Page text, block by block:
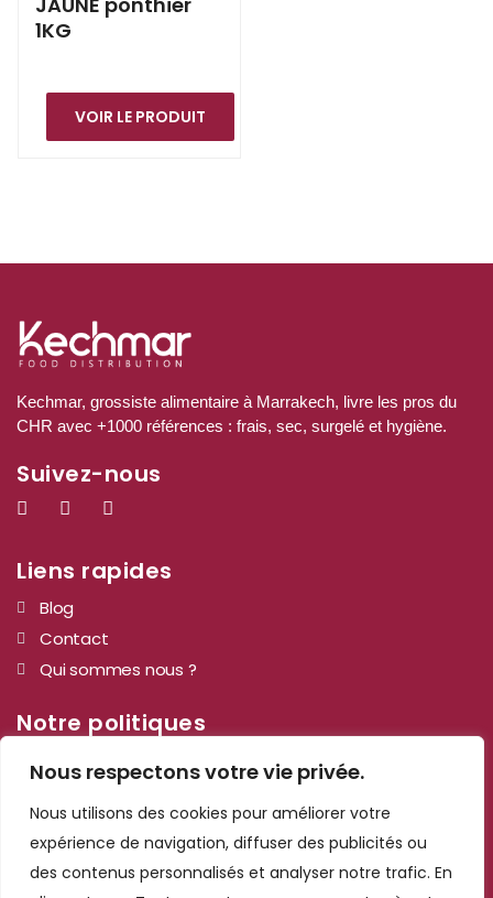
Nous respectons votre vie privée.
Nous utilisons des cookies pour améliorer votre
expérience de navigation, diffuser des publicités ou
des contenus personnalisés et analyser notre trafic. En
1KG
VOIR LE PRODUIT
Kechmar, grossiste alimentaire à Marrakech, livre les pros du
CHR avec +1000 références : frais, sec, surgelé et hygiène.
Suivez-nous
Liens rapides
Blog
Contact
Qui sommes nous ?
Notre politiques
Cookies et confidentialité
Informations de contact
n°6, 120 Magasin, Marrakech